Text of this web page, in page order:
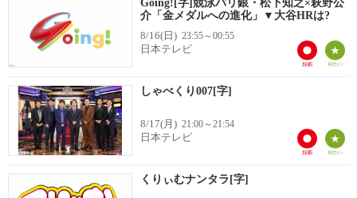
Going![字]競泳パリ銀・松下知之×萩野公
介「金メダルへの進化」▼大谷HRは?
8/16(日) 23:55～00:55
日本テレビ
しゃべくり007[字]
8/17(月) 21:00～21:54
日本テレビ
くりぃむナンタラ[字]